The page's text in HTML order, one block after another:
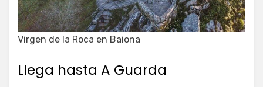
Virgen de la Roca en Baiona
Llega hasta A Guarda